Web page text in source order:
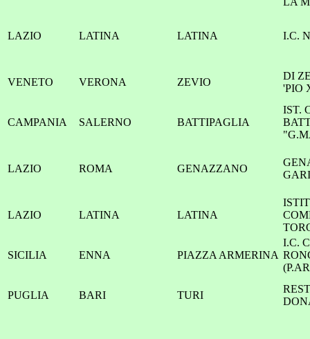
LAZIO LATINA LATINA I.C.
VENETO VERONA ZEVIO
DI
'PIO
CAMPANIA SALERNO BATTIPAGLIA
IST.
LAZIO ROMA GENAZZANO
LAZIO LATINA LATINA
SICILIA ENNA PIAZZA ARMERINA
I.C.
PUGLIA BARI TURI